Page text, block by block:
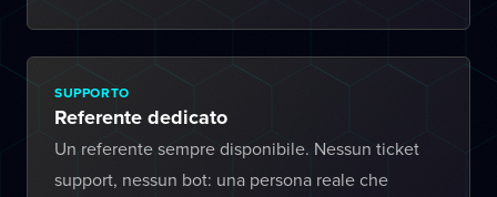
SUPPORTO
Referente dedicato
Un referente sempre disponibile. Nessun ticket
support, nessun bot: una persona reale che